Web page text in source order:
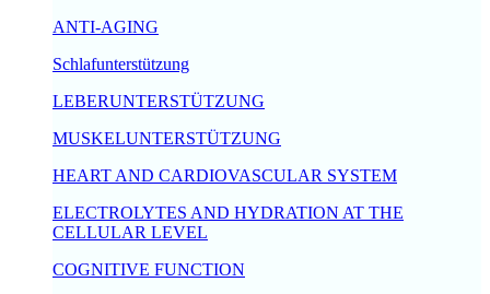
ANTI-AGING
Schlafunterstützung
LEBERUNTERSTÜTZUNG
MUSKELUNTERSTÜTZUNG
HEART AND CARDIOVASCULAR SYSTEM
ELECTROLYTES AND HYDRATION AT THE
CELLULAR LEVEL
COGNITIVE FUNCTION